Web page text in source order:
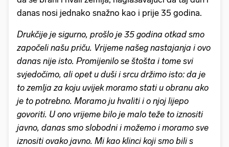
danas nosi jednako snažno kao i prije 35 godina.
Drukčije je sigurno, prošlo je 35 godina otkad smo
započeli našu priču. Vrijeme našeg nastajanja i ovo
danas nije isto. Promijenilo se štošta i tome svi
svjedočimo, ali opet u duši i srcu držimo isto: da je
to zemlja za koju uvijek moramo stati u obranu ako
je to potrebno. Moramo ju hvaliti i o njoj lijepo
govoriti. U ono vrijeme bilo je malo teže to iznositi
javno, danas smo slobodni i možemo i moramo sve
iznositi ovako javno. Mi kao klinci koji smo bili s